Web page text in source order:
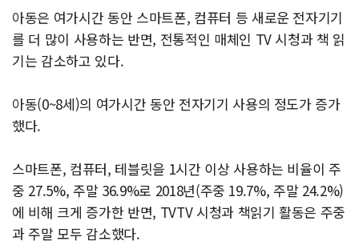
아동은 여가시간 동안 스마트폰, 컴퓨터 등 새로운 전자기기
를 더 많이 사용하는 반면, 전통적인 매체인 TV 시청과 책 읽
기는 감소하고 있다.
아동(0~8세)의 여가시간 동안 전자기기 사용의 정도가 증가
했다.
스마트폰, 컴퓨터, 테블릿을 1시간 이상 사용하는 비율이 주
중 27.5%, 주말 36.9%로 2018년(주중 19.7%, 주말 24.2%)
에 비해 크게 증가한 반면, TVTV 시청과 책읽기 활동은 주중
과 주말 모두 감소했다.